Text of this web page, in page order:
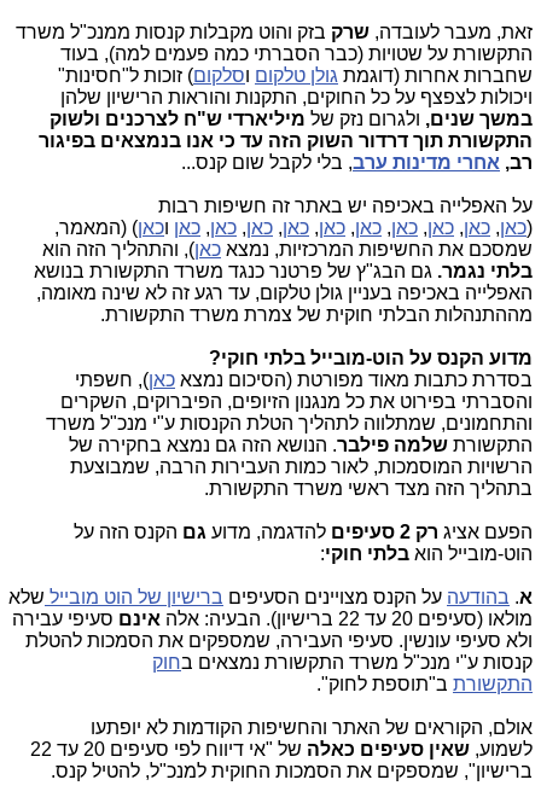
זאת, מעבר לעובדה, שרק בזק והוט מקבלות קנסות ממנכ"ל משרד
התקשורת על שטויות (כבר הסברתי כמה פעמים למה), בעוד
שחברות אחרות (דוגמת גולן טלקום וסלקום) זוכות ל"חסינות"
ויכולות לצפצף על כל החוקים, התקנות והוראות הרישיון שלהן
במשך שנים, ולגרום נזק של מיליארדי ש"ח לצרכנים ולשוק
התקשורת תוך דרדור השוק הזה עד כי אנו בנמצאים בפיגור
רב, אחרי מדינות ערב, בלי לקבל שום קנס...
על האפלייה באכיפה יש באתר זה חשיפות רבות
(כאן, כאן, כאן, כאן, כאן, כאן, כאן, כאן, כאן, כאן וכאן) (המאמר,
שמסכם את החשיפות המרכזיות, נמצא כאן), והתהליך הזה הוא
בלתי נגמר. גם הבג"ץ של פרטנר כנגד משרד התקשורת בנושא
האפלייה באכיפה בעניין גולן טלקום, עד רגע זה לא שינה מאומה,
מההתנהלות הבלתי חוקית של צמרת משרד התקשורת.
מדוע הקנס על הוט-מובייל בלתי חוקי?
בסדרת כתבות מאוד מפורטת (הסיכום נמצא כאן), חשפתי
והסברתי בפירוט את כל מנגנון הזיופים, הפיברוקים, השקרים
והתחמונים, שמתלווה לתהליך הטלת הקנסות ע"י מנכ"ל משרד
התקשורת שלמה פילבר. הנושא הזה גם נמצא בחקירה של
הרשויות המוסמכות, לאור כמות העבירות הרבה, שמבוצעת
בתהליך הזה מצד ראשי משרד התקשורת.
הפעם אציג רק 2 סעיפים להדגמה, מדוע גם הקנס הזה על
הוט-מובייל הוא בלתי חוקי:
א. בהודעה על הקנס מצויינים הסעיפים ברישיון של הוט מובייל שלא
מולאו (סעיפים 20 עד 22 ברישיון). הבעיה: אלה
אינם סעיפי עבירה
ולא סעיפי עונשין. סעיפי העבירה, שמספקים את הסמכות להטלת
קנסות ע"י מנכ"ל משרד התקשורת נמצאים בחוק
התקשורת ב"תוספת לחוק".
אולם, הקוראים של האתר והחשיפות הקודמות לא יופתעו
לשמוע, שאין סעיפים כאלה
של "אי דיווח לפי סעיפים 20 עד 22
ברישיון", שמספקים את הסמכות החוקית למנכ"ל, להטיל קנס.